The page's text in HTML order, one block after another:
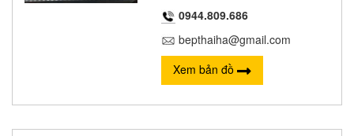
0944.809.686
bepthaiha@gmail.com
Xem bản đồ